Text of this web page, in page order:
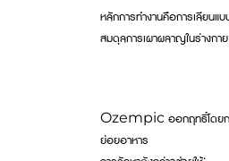
หลักการทำงานคือการเลียนแ
สมดุลการเผาผลาญในร่างก
Ozempic ออกฤทธิ์โดยกา
ย่อยอาหาร